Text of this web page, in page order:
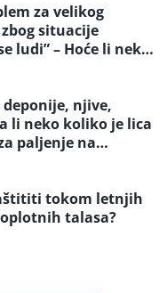
za velikog
situacije
ludi” – Hoće li neko
strogo
deponije, njive,
li neko koliko je lica
paljenje na
tokom letnjih
talasa?